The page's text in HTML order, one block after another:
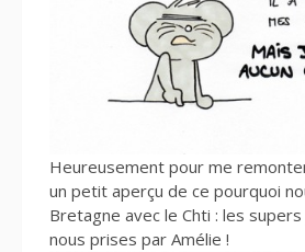
Heureusement pour me
un petit aperçu de ce pourquoi
Bretagne avec le Chti : les
nous prises par Amélie !